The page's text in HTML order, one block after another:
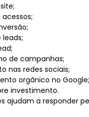
de campanhas;
nas redes sociais;
orgânico no Google;
investimento.
ajudam a responder